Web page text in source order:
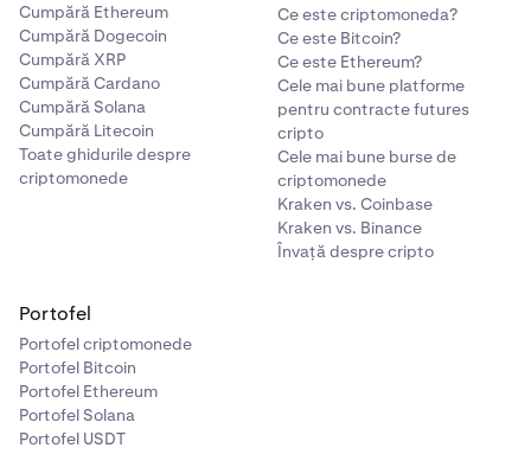
Cumpără Ethereum
Cumpără Dogecoin
Cumpără XRP
Cumpără Cardano
Cumpără Solana
Cumpără Litecoin
Toate ghidurile despre
criptomonede
Ce este criptomoneda?
Ce este Bitcoin?
Ce este Ethereum?
Cele mai bune platforme
pentru contracte futures
cripto
Cele mai bune burse de
criptomonede
Kraken vs. Coinbase
Kraken vs. Binance
Învață despre cripto
Portofel
Portofel criptomonede
Portofel Bitcoin
Portofel Ethereum
Portofel Solana
Portofel USDT